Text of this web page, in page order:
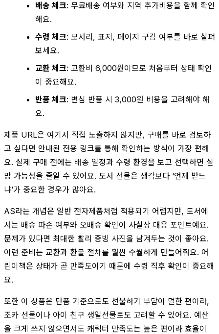
배송 체크: 무료배송 여부와 지역 추가비용을 함께 확인
해요.
수령 체크: 모서리, 표지, 페이지 구김 여부를 바로 살펴
보세요.
교환 체크: 교환비 6,000원이므로 처음부터 상태 확인
이 중요해요.
반품 체크: 변심 반품 시 3,000원 비용을 고려해야 해
요.
제품 URL은 여기서 직접 노출하지 않지만, 구매를 바로 검토하
고 싶다면 안내된 전용 링크를 통해 확인하는 방식이 가장 편해
요. 실제 구매 전에는 배송 일정과 수령 환경을 보고 선택하면 실
망 가능성을 줄일 수 있어요. 도서 선물은 생각보다 ‘언제 받느
냐’가 중요한 경우가 많아요.
AS라는 개념은 일반 전자제품처럼 적용되기 어렵지만, 도서에
서는 배송 파손 여부와 오배송 확인이 사실상 대응 포인트예요.
문제가 있다면 최대한 빨리 증빙 사진을 남겨두는 것이 좋아요.
이런 준비는 교환과 환불 절차를 훨씬 수월하게 만들어줘요. 어
린이책은 상태가 곧 만족도이기 때문에 수령 직후 확인이 중요해
요.
또한 이 상품은 단품 기준으로도 선물하기 부담이 덜한 편이라,
조카 선물이나 아이 친구 생일선물로도 고려할 수 있어요. 예산
을 크게 쓰지 않으면서도 캐릭터 만족도는 높은 편이라 효율이